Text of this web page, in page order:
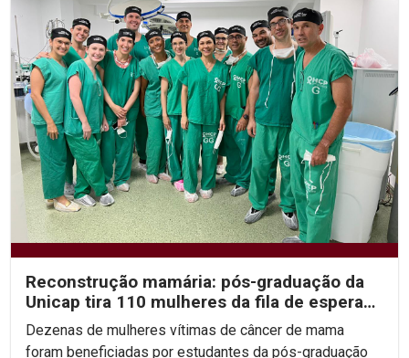
Reconstrução mamária: pós-graduação da
Unicap tira 110 mulheres da fila de espera
do SUS
Dezenas de mulheres vítimas de câncer de mama
foram beneficiadas por estudantes da pós-graduação